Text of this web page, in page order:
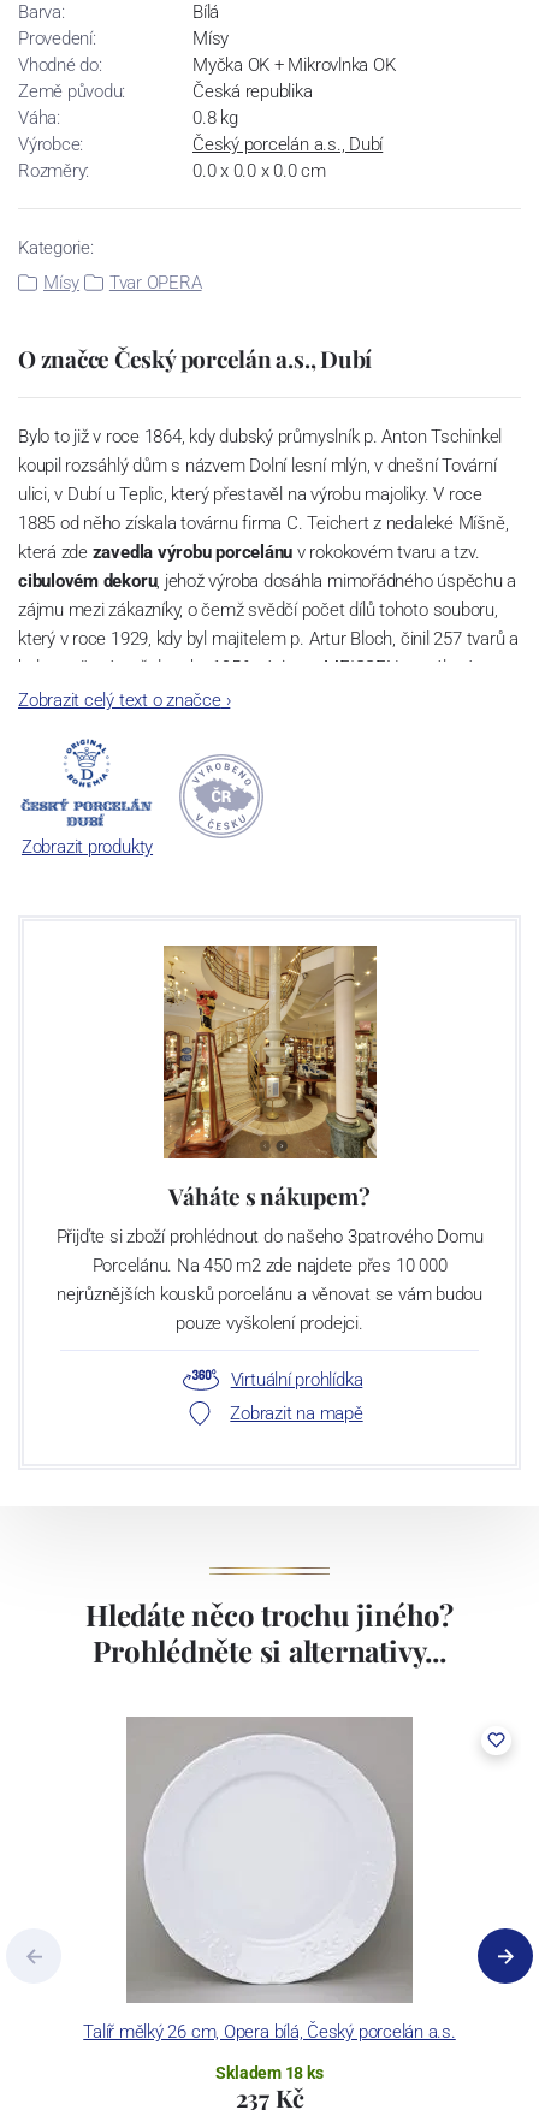
Barva:
Bílá
Provedení:
Mísy
Vhodné do:
Myčka OK + Mikrovlnka OK
Země původu:
Česká republika
Váha:
0.8 kg
Výrobce:
Český porcelán a.s., Dubí
Rozměry:
0.0 x 0.0 x 0.0 cm
Kategorie:
Mísy
Tvar OPERA
O značce Český porcelán a.s., Dubí
Bylo to již v roce 1864, kdy dubský průmyslník p. Anton Tschinkel
koupil rozsáhlý dům s názvem Dolní lesní mlýn, v dnešní Tovární
ulici, v Dubí u Teplic, který přestavěl na výrobu majoliky. V roce
1885 od něho získala továrnu firma C. Teichert z nedaleké Míšně,
která zdezavedla výrobu porcelánu v rokokovém tvaru a tzv.
cibulovém dekoru, jehož výroba dosáhla mimořádného úspěchu a
zájmu mezi zákazníky, o čemž svědčí počet dílů tohoto souboru,
který v roce 1929, kdy byl majitelem p. Artur Bloch, činil 257 tvarů a
byl označován až do roku 1956 nápisem MEISSEN v oválovém
rámečku.
Dnes, kdy čtete tento úvod, nese firma název
počet jeho dílů v cibulovém provedení je 850 tvarů. Tyto výrobky
jsou garantovány Asociací sklářského a keramického průmyslu
České republiky jako „
Český výrobek
Zobrazit celý text o značce›
Zobrazit produkty
Váháte s nákupem?
Přijďte si zboží prohlédnout do našeho 3patrového Domu
Porcelánu. Na 450 m2 zde najdete přes 10 000
nejrůznějších kousků porcelánu a věnovat se vám budou
pouze vyškolení prodejci.
Virtuální prohlídka
Zobrazit na mapě
Hledáte něco trochu jiného?
Prohlédněte si alternativy...
Talíř mělký 26 cm, Opera bílá, Český porcelán a.s.
Skladem 18 ks
237 Kč